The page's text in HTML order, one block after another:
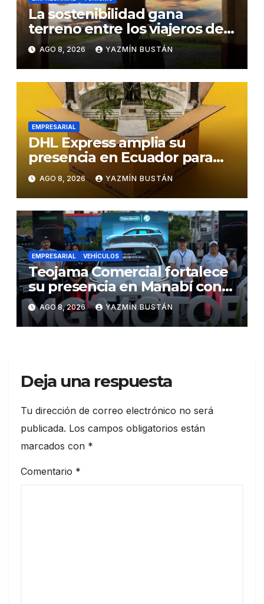
La sostenibilidad gana
terreno entre los viajeros de
negocios
AGO 8, 2026 YAZMÍN BUSTÁN
EMPRESARIAL
DHL Express amplia su
presencia en Ecuador para
responder al crecimiento de
las exportaciones
AGO 8, 2026 YAZMÍN BUSTÁN
EMPRESARIAL VEHÍCULOS
Teojama Comercial fortalece
su presencia en Manabí con
una apuesta por la movilidad
híbrida y eléctrica durante
ExpoAuto del Pacífico 2026
AGO 8, 2026 YAZMÍN BUSTÁN
Deja una respuesta
Tu dirección de correo electrónico no será
publicada. Los campos obligatorios están
marcados con *
Comentario *